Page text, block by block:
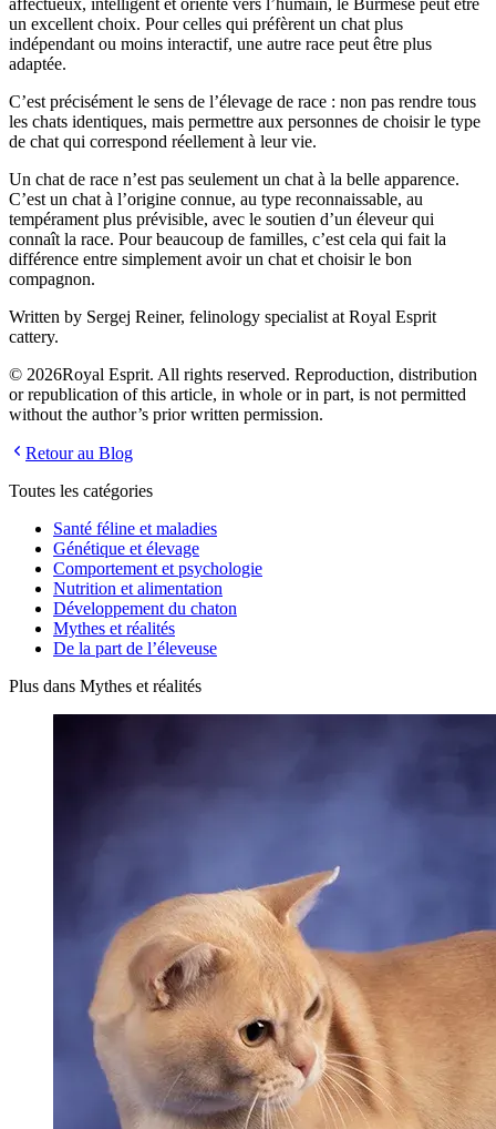
un excellent choix. Pour celles qui préfèrent un chat plus
indépendant ou moins interactif, une autre race peut être plus
adaptée.
C’est précisément le sens de l’élevage de race : non pas rendre tous
les chats identiques, mais permettre aux personnes de choisir le type
de chat qui correspond réellement à leur vie.
Un chat de race n’est pas seulement un chat à la belle apparence.
C’est un chat à l’origine connue, au type reconnaissable, au
tempérament plus prévisible, avec le soutien d’un éleveur qui
connaît la race. Pour beaucoup de familles, c’est cela qui fait la
différence entre simplement avoir un chat et choisir le bon
compagnon.
Written by Sergej Reiner, felinology specialist at Royal Esprit
cattery.
© 2026Royal Esprit. All rights reserved. Reproduction, distribution
or republication of this article, in whole or in part, is not permitted
without the author’s prior written permission.
Retour au Blog
Toutes les catégories
Santé féline et maladies
Génétique et élevage
Comportement et psychologie
Nutrition et alimentation
Développement du chaton
Mythes et réalités
De la part de l’éleveuse
Plus dans Mythes et réalités